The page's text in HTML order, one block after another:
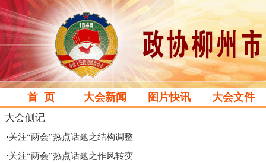
首 页 大会新闻 图片快讯 大会文件
大会侧记
·关注“两会”热点话题之结构调整
·关注“两会”热点话题之作风转变